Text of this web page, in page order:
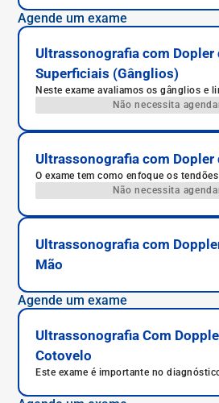
Agende um exame
Ultrassonografia com Dopler
Superficiais (Gânglios)
Neste exame avaliamos os gânglios e
fluxos e mapeamento sua localização.
Não necessita
Ultrassonografia com Dopler
O exame tem como enfoque os
específica do corpo. Os tendões são
um músculo a um osso.
Não necessita
Ultrassonografia com
Mão
Agende um exame
Ultrassonografia Com
Cotovelo
Este exame é importante no
articulares (artrites), muitas vezes